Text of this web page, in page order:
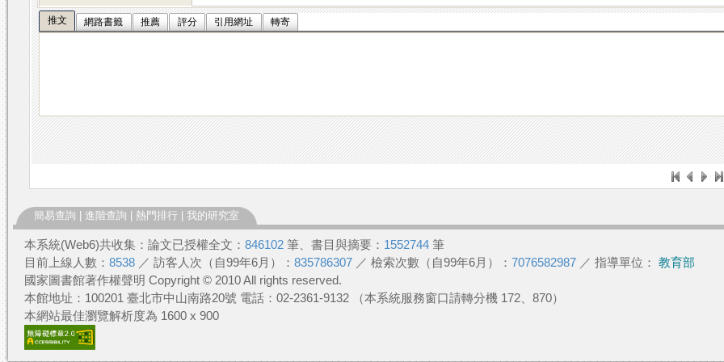
推文 網路書籤 推薦 評分 引用網址 轉寄
簡易查詢 進階查詢 熱門排行 我的研究室
本系統(Web6)共收集：論文已授權全文： 846102 筆、書目與摘要： 1552744 筆
目前上線人數： 8538 ／ 訪客人次（自99年6月）： 835786307 ／ 檢索次數（自99年6月）： 7076582987 ／ 指導單位： 教育部
國家圖書館著作權聲明 Copyright © 2010 All rights reserved.
本館地址：100201 臺北市中山南路20號 電話：02-2361-9132 （本系統服務窗口請轉分機 172、870）
本網站最佳瀏覽解析度為 1600 x 900